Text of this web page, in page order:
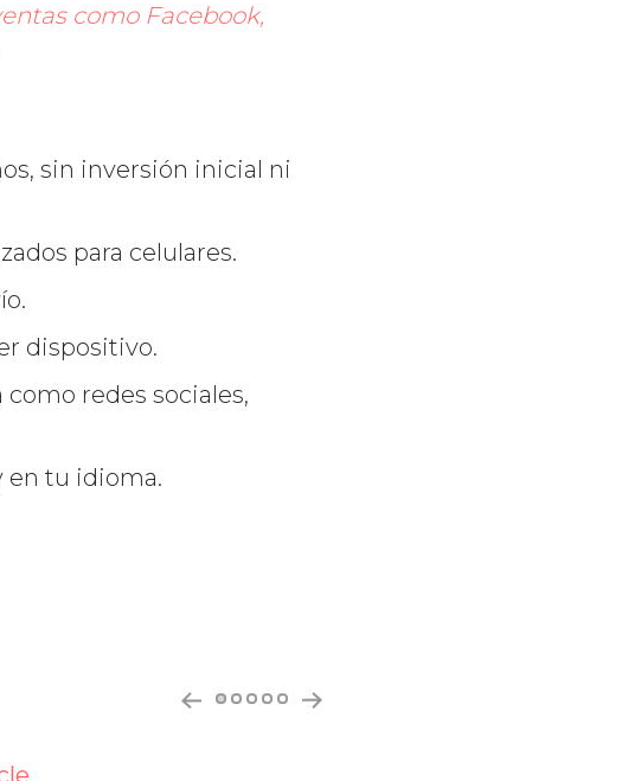
como Facebook,
sin inversión inicial ni
para celulares.
dispositivo.
redes sociales,
en tu idioma.